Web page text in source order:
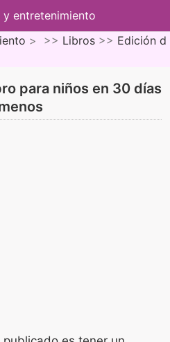
entretenimiento
> >> Libros >> Edición d
para niños en 30 días